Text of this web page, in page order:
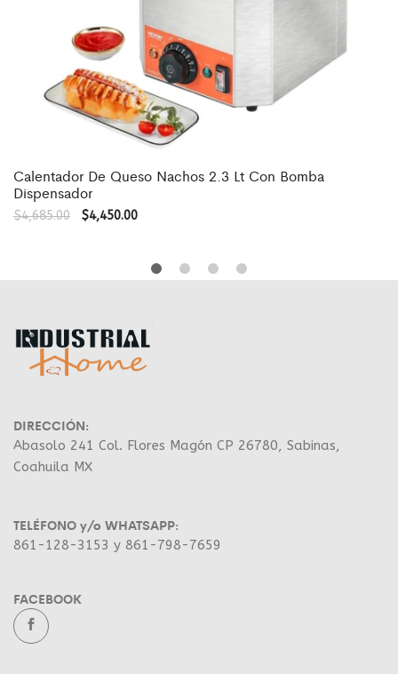
Calentador De Queso Nachos 2.3 Lt Con Bomba
Dispensador
$4,685.00 $4,450.00
DIRECCIÓN:
Abasolo 241 Col. Flores Magón CP 26780, Sabinas,
Coahuila MX
TELÉFONO y/o WHATSAPP:
861-128-3153 y 861-798-7659
FACEBOOK